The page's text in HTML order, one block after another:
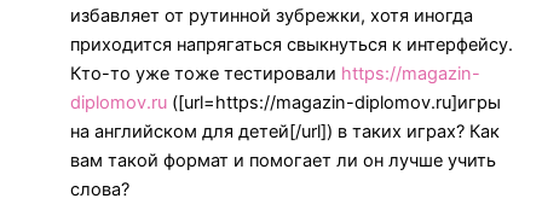
избавляет от рутинной зубрежки, хотя иногда
приходится напрягаться свыкнуться к интерфейсу.
Кто-то уже тоже тестировали https://magazin-
diplomov.ru ([url=https://magazin-diplomov.ru]игры
на английском для детей[/url]) в таких играх? Как
вам такой формат и помогает ли он лучше учить
слова?